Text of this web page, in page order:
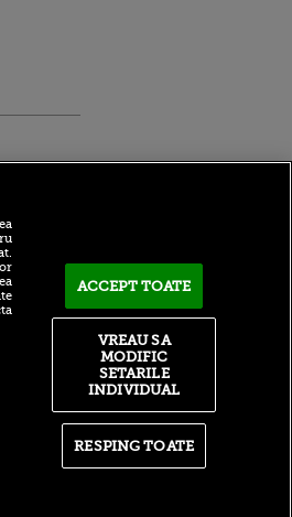
| Aici ai
realizate
ce FCSB
ACCEPT TOATE
RESPING TOATE
VREAU SA
MODIFIC
SETARILE
INDIVIDUAL